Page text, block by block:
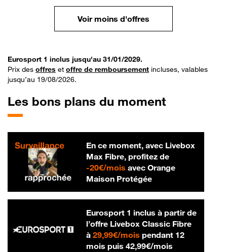
Voir moins d'offres
Eurosport 1 inclus jusqu'au 31/01/2029.
Prix des offres et offre de remboursement incluses, valables
jusqu’au 19/08/2026.
Les bons plans du moment
En ce moment, avec Livebox
Max Fibre, profitez de
-20€/mois20 € par mois
avec Orange
Maison Protégée
Eurosport 1 inclus à partir de
l’offre Livebox Classic Fibre
à 29,99€/mois29,99 € par mois
pendant 12
mois puis 42,99€/mois42,99 € par